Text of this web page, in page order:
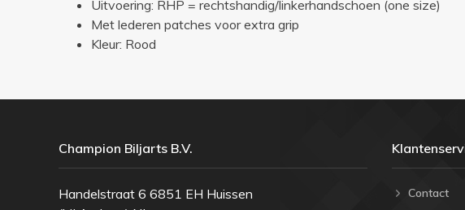
Uitvoering: RHP = rechtshandig/linkerhandschoen (one size)
Met lederen patches voor extra grip
Kleur: Rood
Champion Biljarts B.V.
Handelstraat 6 6851 EH Huissen
Contact